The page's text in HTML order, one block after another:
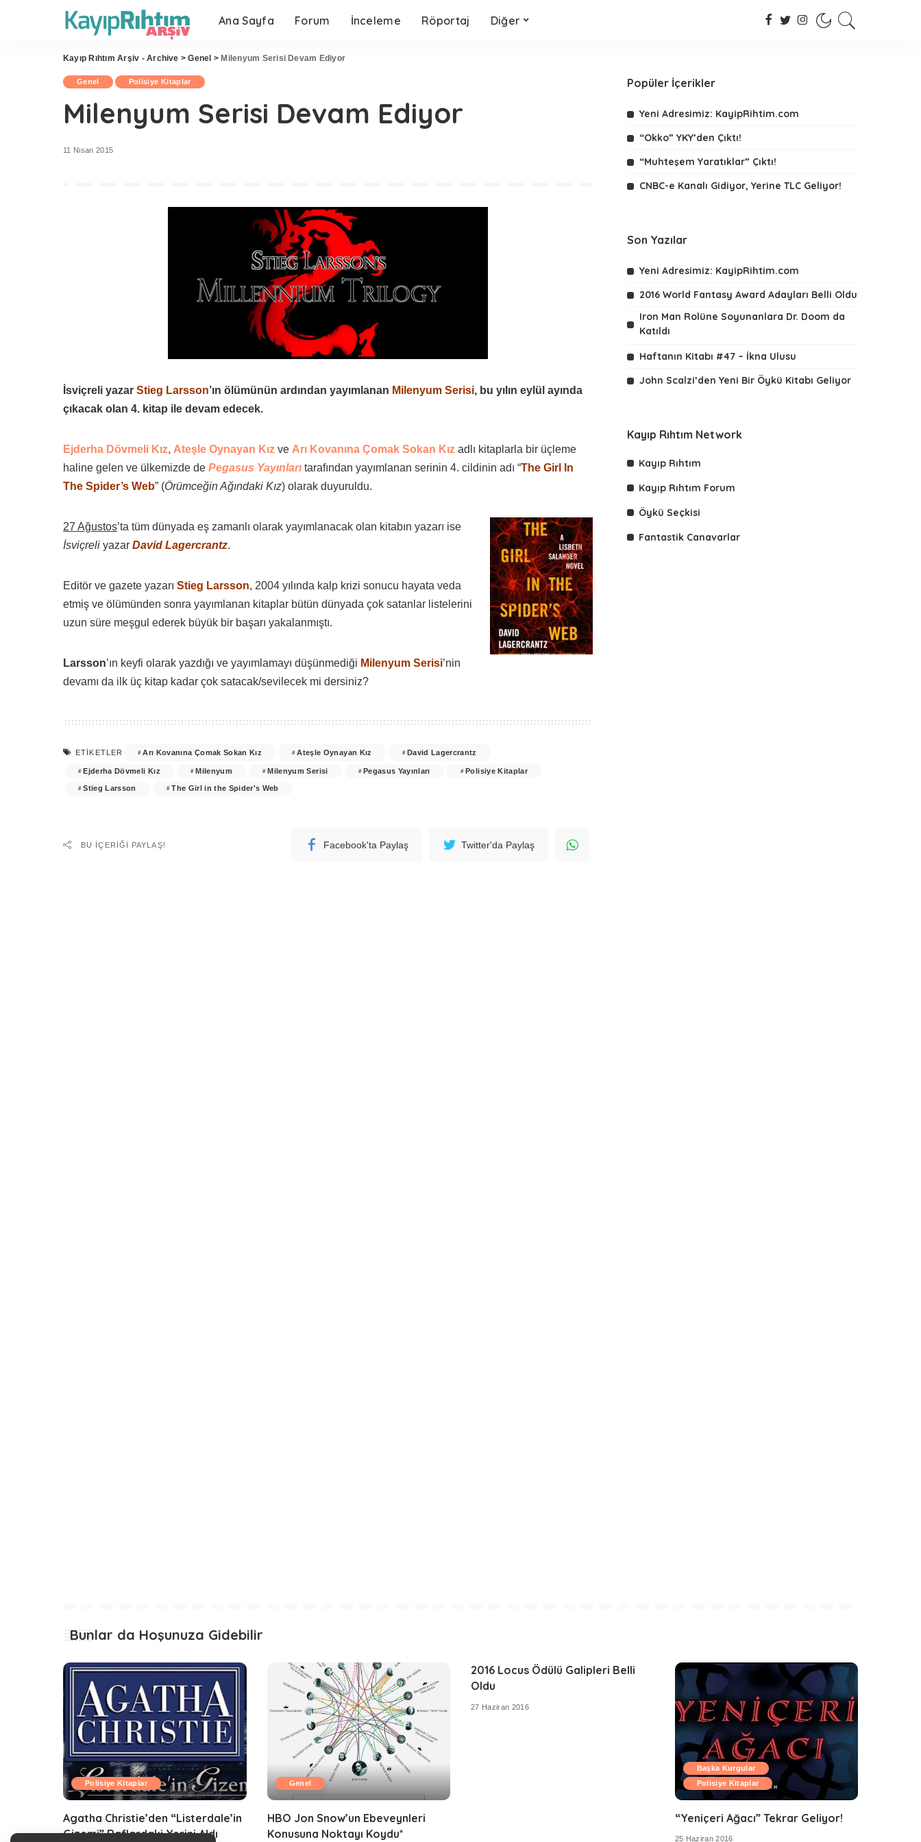
Ana Sayfa Forum İnceleme Röportaj Diğer
Kayıp Rıhtım Arşiv - Archive >Genel > Milenyum Serisi Devam Ediyor
Genel Polisiye Kitaplar
Milenyum Serisi Devam Ediyor
11 Nisan 2015
İsviçreli yazar Stieg Larsson’ın ölümünün ardından yayımlanan Milenyum Serisi, bu yılın eylül ayında
çıkacak olan 4. kitap ile devam edecek.
Ejderha Dövmeli Kız, Ateşle Oynayan Kız ve Arı Kovanına Çomak Sokan Kız adlı kitaplarla bir üçleme
haline gelen ve ülkemizde de Pegasus Yayınları tarafından yayımlanan serinin 4. cildinin adı “The Girl In
The Spider’s Web” (Örümceğin Ağındaki Kız) olarak duyuruldu.
27 Ağustos’ta tüm dünyada eş zamanlı olarak yayımlanacak olan kitabın yazarı ise
İsviçreli yazar David Lagercrantz.
Editör ve gazete yazarı Stieg Larsson, 2004 yılında kalp krizi sonucu hayata veda
etmiş ve ölümünden sonra yayımlanan kitaplar bütün dünyada çok satanlar listelerini
uzun süre meşgul ederek büyük bir başarı yakalanmıştı.
Larsson’ın keyfi olarak yazdığı ve yayımlamayı düşünmediği Milenyum Serisi’nin
devamı da ilk üç kitap kadar çok satacak/sevilecek mi dersiniz?
ETIKETLER Arı Kovanına Çomak Sokan Kız Ateşle Oynayan Kız David Lagercrantz
Ejderha Dövmeli Kız Milenyum Milenyum Serisi Pegasus Yayınları Polisiye Kitaplar
Stieg Larsson The Girl in the Spider's Web
BU IÇERIĞI PAYLAŞ! Facebook'ta Paylaş Twitter'da Paylaş
Popüler İçerikler
Yeni Adresimiz: KayipRihtim.com
“Okko” YKY’den Çıktı!
“Muhteşem Yaratıklar” Çıktı!
CNBC-e Kanalı Gidiyor, Yerine TLC Geliyor!
Son Yazılar
Yeni Adresimiz: KayipRihtim.com
2016 World Fantasy Award Adayları Belli Oldu
Iron Man Rolüne Soyunanlara Dr. Doom da
Katıldı
Haftanın Kitabı #47 – İkna Ulusu
John Scalzi’den Yeni Bir Öykü Kitabı Geliyor
Kayıp Rıhtım Network
Kayıp Rıhtım
Kayıp Rıhtım Forum
Öykü Seçkisi
Fantastik Canavarlar
Bunlar da Hoşunuza Gidebilir
Polisiye Kitaplar
Agatha Christie’den “Listerdale’in
Gizemi” Raflardaki Yerini Aldı
Genel
HBO Jon Snow’un Ebeveynleri
Konusuna Noktayı Koydu*
2016 Locus Ödülü Galipleri Belli
Oldu
27 Haziran 2016
Başka Kurgular
Polisiye Kitaplar
“Yeniçeri Ağacı” Tekrar Geliyor!
25 Haziran 2016